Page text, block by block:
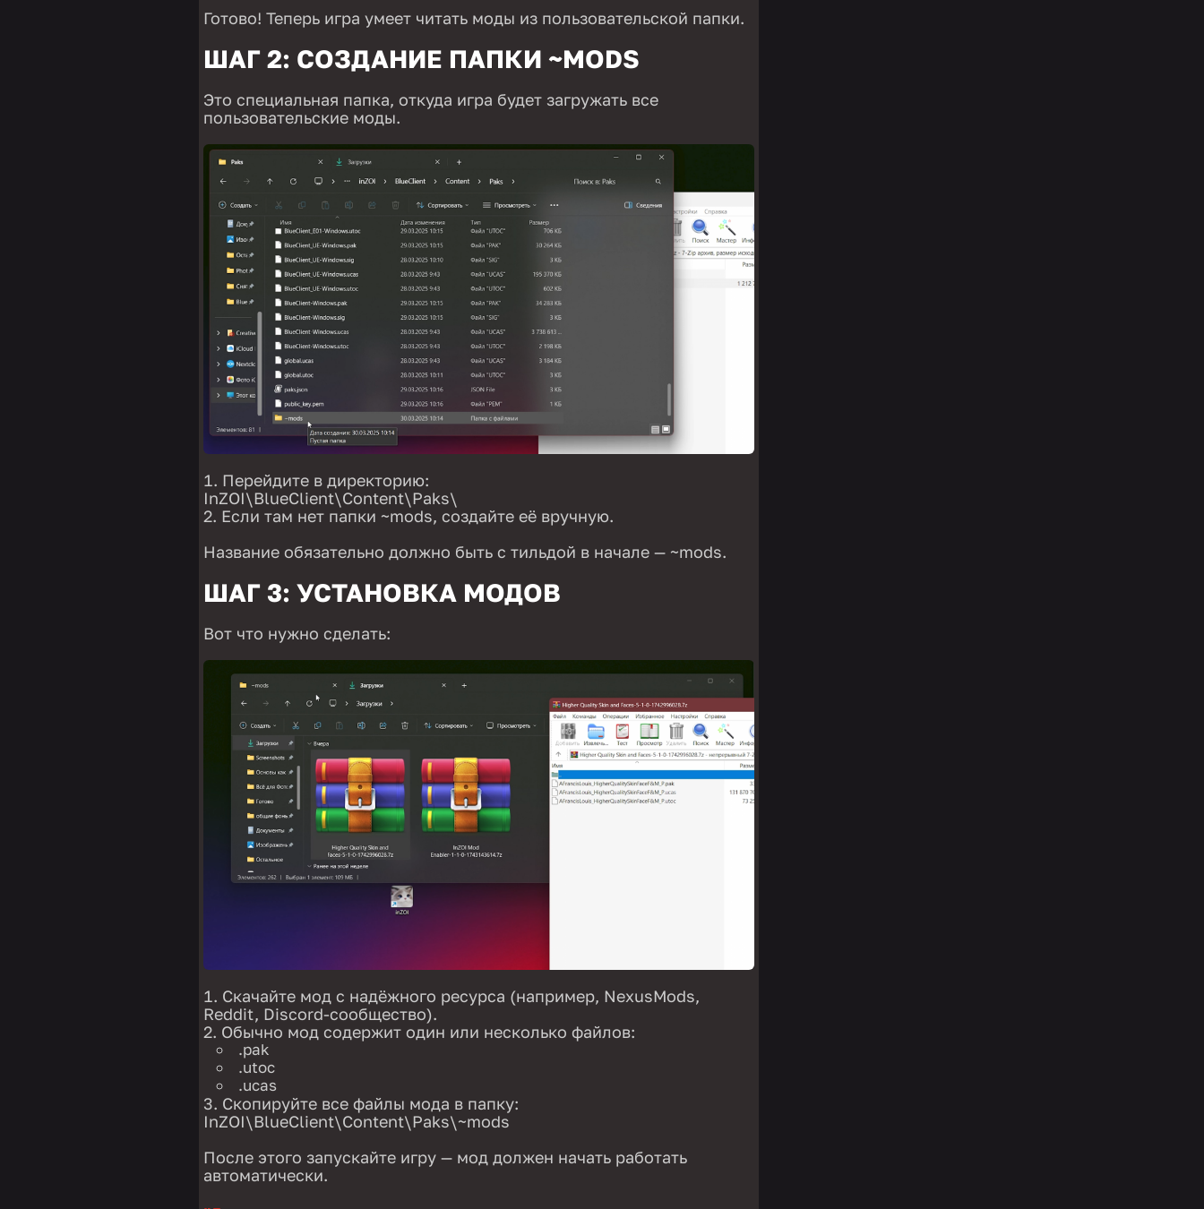
Готово! Теперь игра умеет читать моды из пользовательской папки.
ШАГ 2: СОЗДАНИЕ ПАПКИ ~MODS
Это специальная папка, откуда игра будет загружать все
пользовательские моды.
Перейдите в директорию:
InZOI\BlueClient\Content\Paks\
Если там нет папки ~mods, создайте её вручную.
Название обязательно должно быть с тильдой в начале — ~mods.
ШАГ 3: УСТАНОВКА МОДОВ
Вот что нужно сделать:
Скачайте мод с надёжного ресурса (например, NexusMods,
Reddit, Discord-сообщество).
Обычно мод содержит один или несколько файлов:
.pak
.utoc
.ucas
Скопируйте все файлы мода в папку:
InZOI\BlueClient\Content\Paks\~mods
После этого запускайте игру — мод должен начать работать
автоматически.